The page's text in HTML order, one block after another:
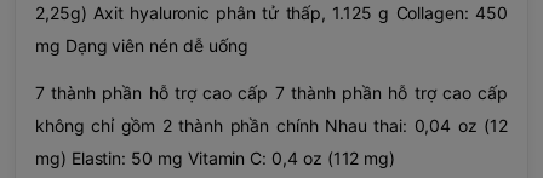
2,25g) Axit hyaluronic phân tử thấp, 1.125 g Collagen: 450
mg Dạng viên nén dễ uống
7 thành phần hỗ trợ cao cấp 7 thành phần hỗ trợ cao cấp
không chỉ gồm 2 thành phần chính Nhau thai: 0,04 oz (12
mg) Elastin: 50 mg Vitamin C: 0,4 oz (112 mg)